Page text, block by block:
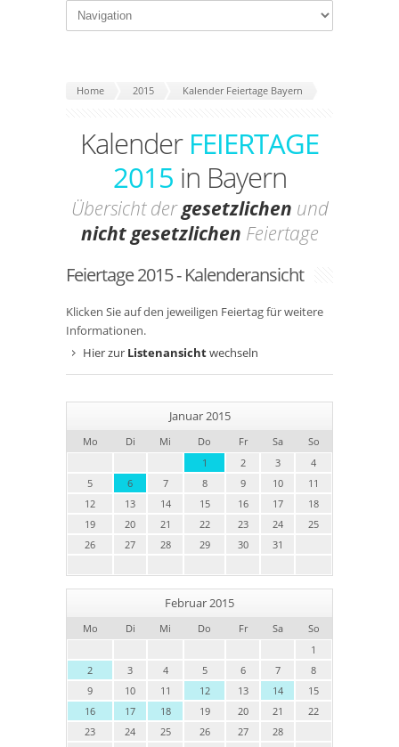
Home 2015 Kalender Feiertage Bayern
Kalender FEIERTAGE
2015 in Bayern
Übersicht dergesetzlichen und
nicht gesetzlichen Feiertage
Feiertage 2015 - Kalenderansicht
Klicken Sie auf den jeweiligen Feiertag für weitere
Informationen.
Hier zur Listenansichtwechseln
Januar 2015
Mo Di Mi Do Fr Sa
So
1
2 3
4
5
6 7 8 9 10
11
12
13 14 15 16 17
18
19
20 21 22 23 24
25
26
27 28 29 30 31
Februar 2015
Mo Di Mi Do Fr Sa
So
1
2
3 4 5 6 7
8
9
10 11 12 13 14
15
16
17 18 19 20 21
22
23
24 25 26 27 28